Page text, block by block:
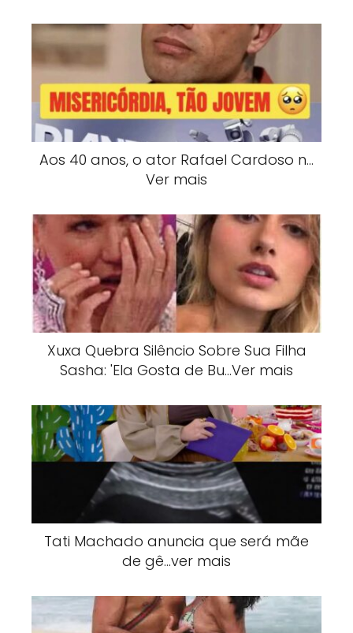
Aos 40 anos, o ator Rafael Cardoso n…
Ver mais
Xuxa Quebra Silêncio Sobre Sua Filha
Sasha: 'Ela Gosta de Bu…Ver mais
Tati Machado anuncia que será mãe
de gê…ver mais